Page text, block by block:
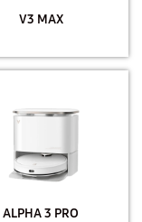
V3 MAX
ALPHA 3 PRO